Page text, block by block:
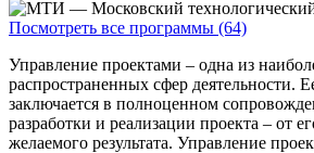
Посмотреть все программы (64)
Управление проектами – одна из
распространенных сфер деятельности.
заключается в полноценном
разработки и реализации проекта – от
желаемого результата. Управление